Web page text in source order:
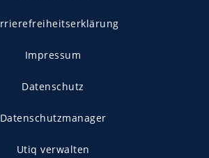
Impressum
Datenschutz
Datenschutzmanager
Utiq verwalten